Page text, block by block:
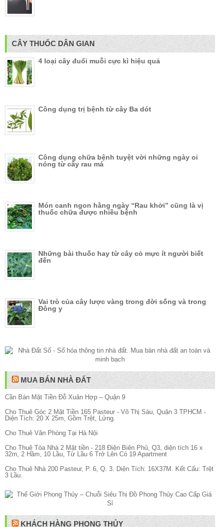
CÂY THUỐC DÂN GIAN
4 loại cây đuổi muỗi cực kì hiệu quả
Công dụng trị bệnh từ cây Ba dót
Công dụng chữa bệnh tuyệt vời những ngày oi
nóng từ cây rau má
Món canh ngon hằng ngày “Rau khởi” cũng là vị
thuốc chữa được nhiều bệnh
Những bài thuốc hay từ cây cỏ mực ít người biết
đến
Vai trò của cây lược vàng trong đời sống và trong
Đông y
MUA BÁN NHÀ ĐẤT
Cần Bán Mặt Tiền Đỗ Xuân Hợp – Quận 9
Cho Thuê Góc 2 Mặt Tiền 165 Pasteur - Võ Thị Sáu, Quận 3 TPHCM -
Diện Tích: 20 X 25m, Gồm Trệt, Lửng.
Cho Thuê Văn Phòng Tại Hà Nội
Cho Thuê Tòa Nhà 2 Mặt tiền - 218 Điện Biên Phủ, Q3, diện tích 16 x
32m, 2 Hầm, 10 Lầu, Từ Lầu 6 Trở Lên Có 19 Apartment
Cho Thuê Nhà 200 Pasteur, P. 6, Q. 3. Diện Tích: 16X37M. Kết Cấu: Trệt
3 Lầu.
KHÁCH HÀNG PHONG THỦY